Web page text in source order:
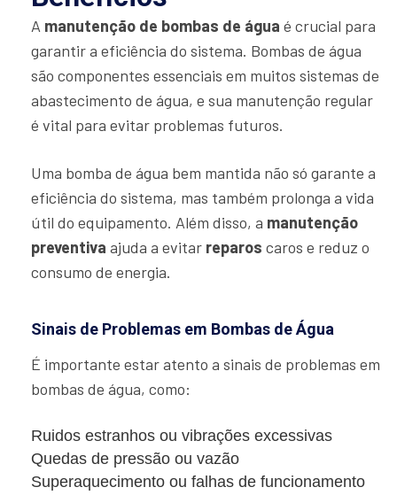
A manutenção de bombas de água é crucial para
garantir a eficiência do sistema. Bombas de água
são componentes essenciais em muitos sistemas de
abastecimento de água, e sua manutenção regular
é vital para evitar problemas futuros.
Uma bomba de água bem mantida não só garante a
eficiência do sistema, mas também prolonga a vida
útil do equipamento. Além disso, a manutenção
preventiva ajuda a evitar reparos caros e reduz o
consumo de energia.
Sinais de Problemas em Bombas de Água
É importante estar atento a sinais de problemas em
bombas de água, como:
Ruidos estranhos ou vibrações excessivas
Quedas de pressão ou vazão
Superaquecimento ou falhas de funcionamento